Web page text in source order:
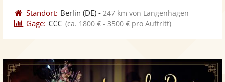
Standort: Berlin (DE) - 247 km von Langenhagen
Gage: €€€ (ca. 1800 € - 3500 € pro Auftritt)